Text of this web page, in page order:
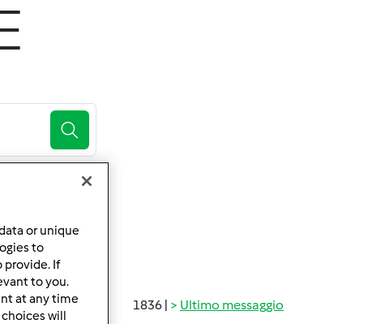
1836 | Ultimo messaggio
or unique
to
provide. If
to you.
at any time
will